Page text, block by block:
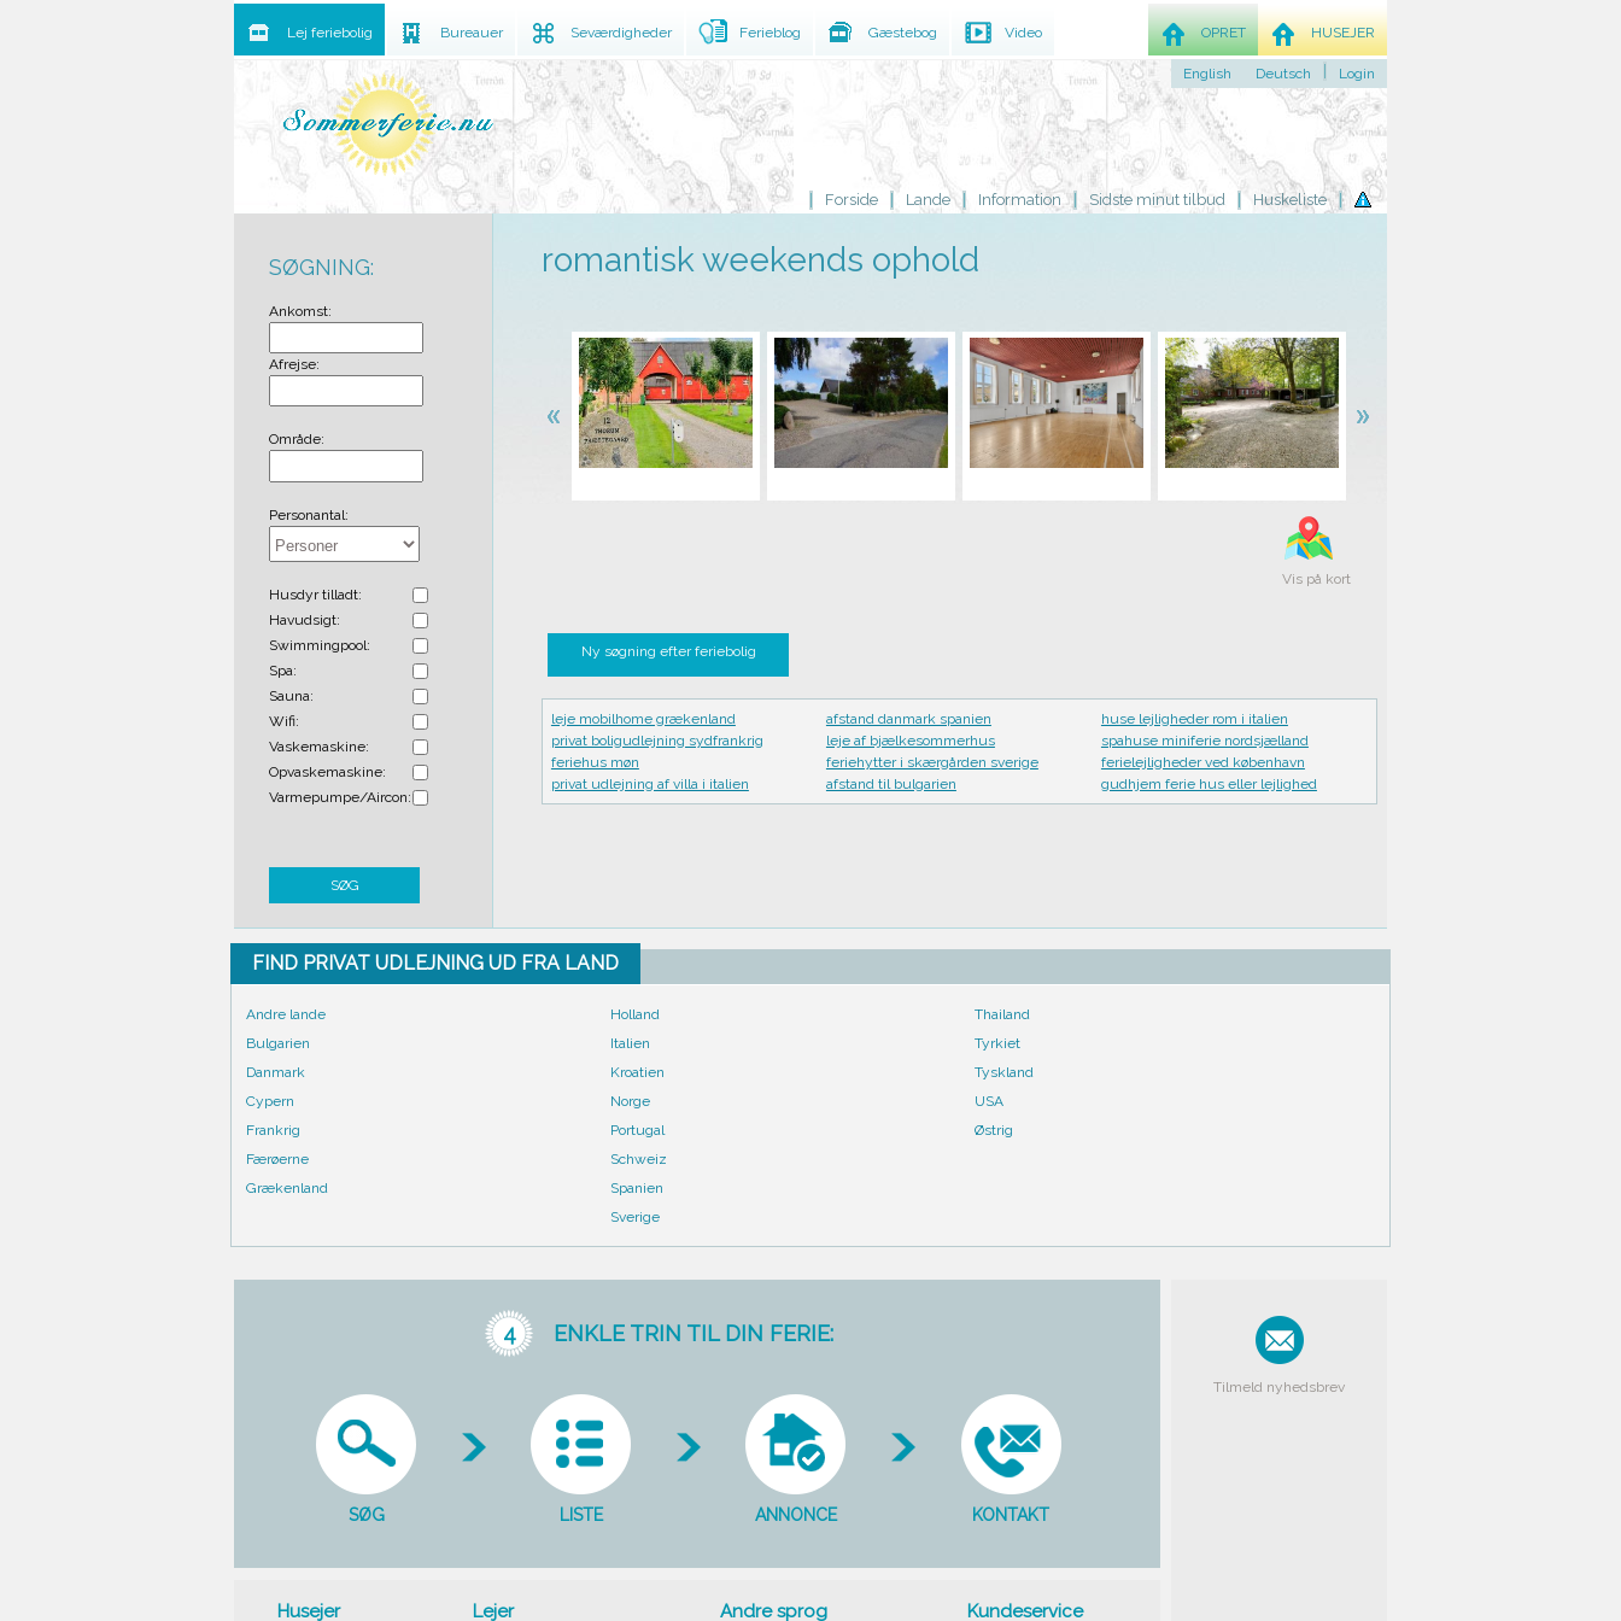
Forside Lande Information Sidste minut tilbud Huskeliste
romantisk weekends ophold
Vis på kort
Ny søgning efter feriebolig
leje mobilhome grækenland
privat boligudlejning sydfrankrig
feriehus møn
privat udlejning af villa i italien
afstand danmark spanien
leje af bjælkesommerhus
feriehytter i skærgården sverige
afstand til bulgarien
huse lejligheder rom i italien
spahuse miniferie nordsjælland
ferielejligheder ved københavn
gudhjem ferie hus eller lejlighed
SØGNING:
Ankomst:
Afrejse:
Område:
Personantal:
Husdyr tilladt:
Havudsigt:
Swimmingpool:
Spa:
Sauna:
Wifi:
Vaskemaskine:
Opvaskemaskine:
Varmepumpe/Aircon:
SØG
FIND PRIVAT UDLEJNING UD FRA LAND
Andre lande
Bulgarien
Danmark
Cypern
Frankrig
Færøerne
Grækenland
Holland
Italien
Kroatien
Norge
Portugal
Schweiz
Spanien
Sverige
Thailand
Tyrkiet
Tyskland
USA
Østrig
4 ENKLE TRIN TIL DIN FERIE:
SØG LISTE ANNONCE KONTAKT
Husejer Lejer Andre sprog Kundeservice
Tilmeld nyhedsbrev
Lej feriebolig Bureauer Seværdigheder Ferieblog Gæstebog Video HUSEJER
OPRET
English Deutsch Login